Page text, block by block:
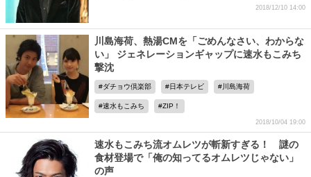
2018/12/10 14:00
川島海荷、熱湯CMを「ごめんなさい、わからな
い」 ジェネレーションギャップに速水もこみち
撃沈
ダチョウ倶楽部 日本テレビ 川島海荷
速水もこみち ZIP！
2018/10/04 19:00
速水もこみち流オムレツが斬新すぎる！ 謎の
食材登場で「俺の知ってるオムレツじゃない」
の声